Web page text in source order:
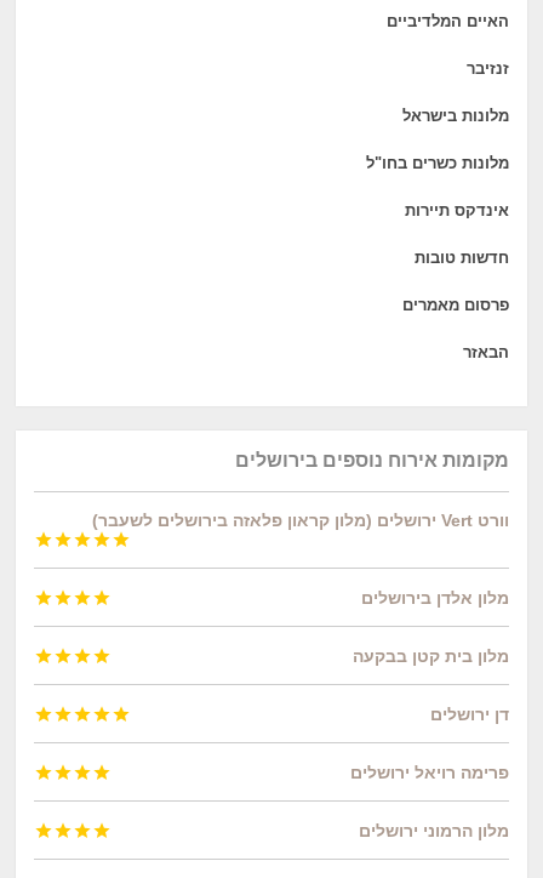
מקומות אירוח נוספים בירושלים
וורט Vert ירושלים (מלון קראון פלאזה בירושלים לשעבר)





מלון אלדן בירושלים 



מלון בית קטן בבקעה 



דן ירושלים 




פרימה רויאל ירושלים 



מלון הרמוני ירושלים 



האיים המלדיביים
זנזיבר
מלונות בישראל
מלונות כשרים בחו"ל
אינדקס תיירות
חדשות טובות
פרסום מאמרים
הבאזר